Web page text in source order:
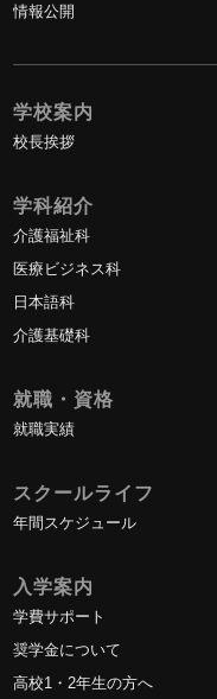
情報公開
学校案内
校長挨拶
学科紹介
介護福祉科
医療ビジネス科
日本語科
介護基礎科
就職・資格
就職実績
スクールライフ
年間スケジュール
入学案内
学費サポート
奨学金について
高校1・2年生の方へ